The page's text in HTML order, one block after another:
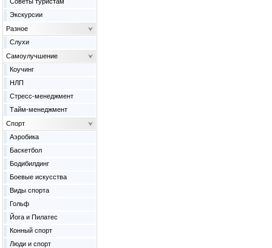
Экскурсии
Разное
Слухи
Самоулучшение
Коучинг
НЛП
Стресс-менеджмент
Тайм-менеджмент
Спорт
Аэробика
Баскетбол
Бодибилдинг
Боевые искусства
Виды спорта
Гольф
Йога и Пилатес
Конный спорт
Люди и спорт